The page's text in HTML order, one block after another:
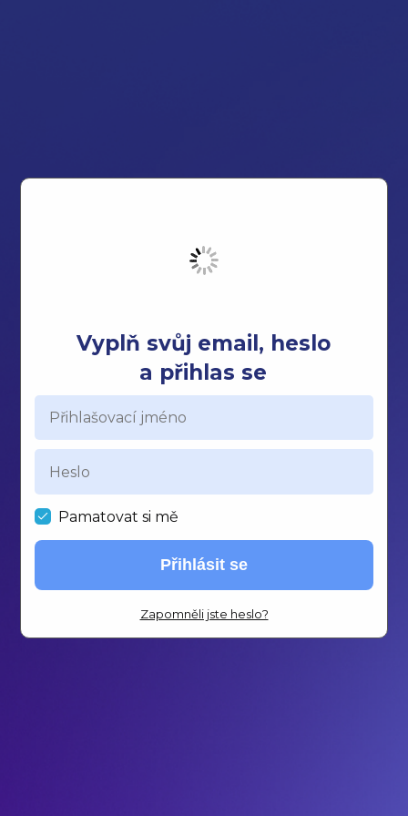
Vyplň svůj email, heslo
a přihlas se
Pamatovat si mě
Přihlásit se
Zapomněli jste heslo?